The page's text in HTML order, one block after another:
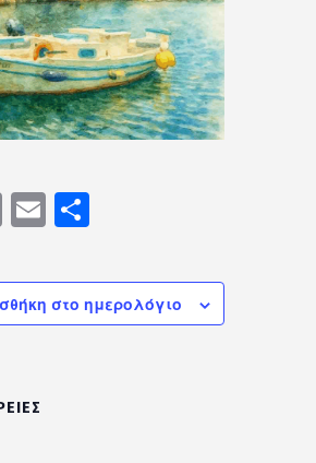
Copy
Link
Email
στο ημερολόγιο